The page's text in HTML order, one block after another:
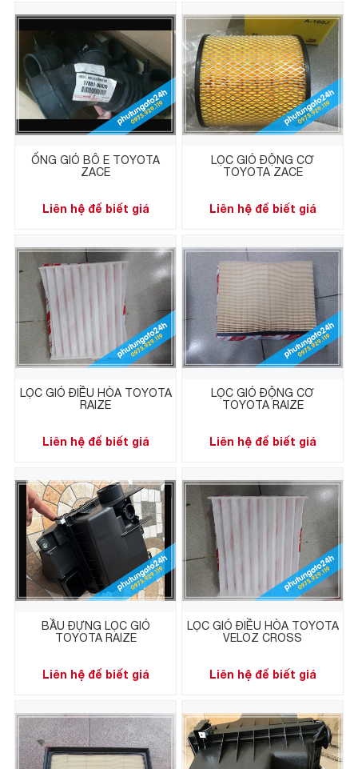
ỐNG GIÓ BÔ E TOYOTA
ZACE
Liên hệ để biết giá
LỌC GIÓ ĐỘNG CƠ
TOYOTA ZACE
Liên hệ để biết giá
LỌC GIÓ ĐIỀU HÒA TOYOTA
RAIZE
Liên hệ để biết giá
LỌC GIÓ ĐỘNG CƠ
TOYOTA RAIZE
Liên hệ để biết giá
BẦU ĐỰNG LỌC GIÓ
TOYOTA RAIZE
Liên hệ để biết giá
LỌC GIÓ ĐIỀU HÒA TOYOTA
VELOZ CROSS
Liên hệ để biết giá